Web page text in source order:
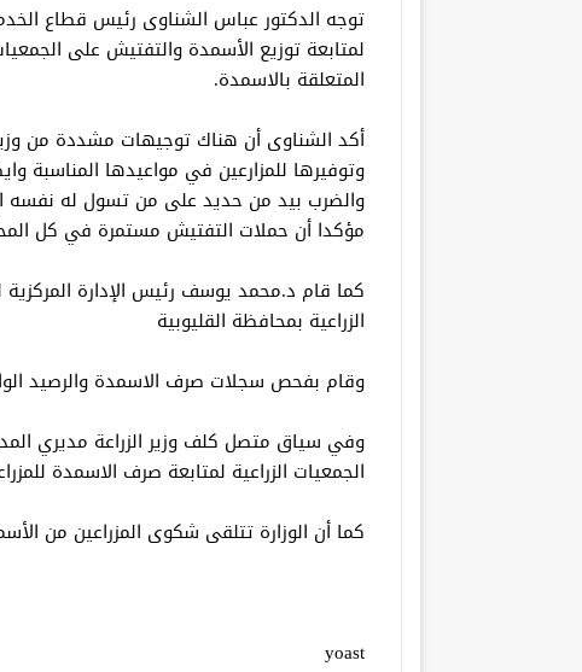
توجه الدكتور عباس الشناوى رئيس قطاع
لمتابعة توزيع الأسمدة والتفتيش على
المتعلقة بالاسمدة.
أكد الشناوى أن هناك توجيهات مشددة من
وتوفيرها للمزارعين في مواعيدها المناسبة
والضرب بيد من حديد على من تسول له نفسه
مؤكدا أن حملات التفتيش مستمرة في كل
كما قام د.محمد يوسف رئيس الإدارة المركزية
الزراعية بمحافظة القليوبية
وقام بفحص سجلات صرف الاسمدة والرصيد
وفي سياق متصل كلف وزير الزراعة مديري
الجمعيات الزراعية لمتابعة صرف الاسمدة
كما أن الوزارة تتلقى شكوى المزراعين من الأسمدة
yoast